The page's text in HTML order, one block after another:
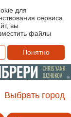
для
сервиса.
вы
файлы
Понятно
Выбрать город